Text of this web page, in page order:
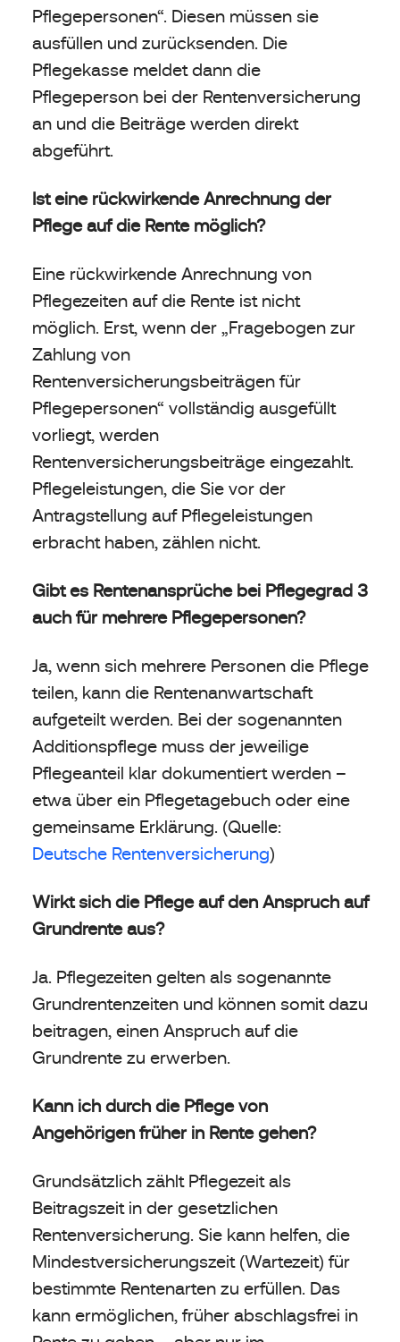
Pflegepersonen“. Diesen müssen sie
ausfüllen und zurücksenden. Die
Pflegekasse meldet dann die
Pflegeperson bei der Rentenversicherung
an und die Beiträge werden direkt
abgeführt.
Ist eine rückwirkende Anrechnung der
Pflege auf die Rente möglich?
Eine rückwirkende Anrechnung von
Pflegezeiten auf die Rente ist nicht
möglich. Erst, wenn der „Fragebogen zur
Zahlung von
Rentenversicherungsbeiträgen für
Pflegepersonen“ vollständig ausgefüllt
vorliegt, werden
Rentenversicherungsbeiträge eingezahlt.
Pflegeleistungen, die Sie vor der
Antragstellung auf Pflegeleistungen
erbracht haben, zählen nicht.
Gibt es Rentenansprüche bei Pflegegrad 3
auch für mehrere Pflegepersonen?
Ja, wenn sich mehrere Personen die Pflege
teilen, kann die Rentenanwartschaft
aufgeteilt werden. Bei der sogenannten
Additionspflege muss der jeweilige
Pflegeanteil klar dokumentiert werden –
etwa über ein Pflegetagebuch oder eine
gemeinsame Erklärung. (Quelle:
Deutsche Rentenversicherung)
Wirkt sich die Pflege auf den Anspruch auf
Grundrente aus?
Ja. Pflegezeiten gelten als sogenannte
Grundrentenzeiten und können somit dazu
beitragen, einen Anspruch auf die
Grundrente zu erwerben.
Kann ich durch die Pflege von
Angehörigen früher in Rente gehen?
Grundsätzlich zählt Pflegezeit als
Beitragszeit in der gesetzlichen
Rentenversicherung. Sie kann helfen, die
Mindestversicherungszeit (Wartezeit) für
bestimmte Rentenarten zu erfüllen. Das
kann ermöglichen, früher abschlagsfrei in